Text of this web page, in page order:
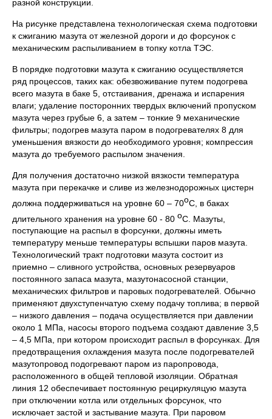
разной конструкции.
На рисунке представлена технологическая схема подготовки
к сжиганию мазута от железной дороги и до форсунок с
механическим распыливанием в топку котла ТЭС.
В порядке подготовки мазута к сжиганию осуществляется
ряд процессов, таких как: обезвоживание путем подогрева
всего мазута в баке 5, отстаивания, дренажа и испарения
влаги; удаление посторонних твердых включений пропуском
мазута через грубые 6, а затем – тонкие 9 механические
фильтры; подогрев мазута паром в подогревателях 8 для
уменьшения вязкости до необходимого уровня; компрессия
мазута до требуемого распылом значения.
Для получения достаточно низкой вязкости температура
мазута при перекачке и сливе из железнодорожных цистерн
должна поддерживаться на уровне 60 – 70оС, в баках
длительного хранения на уровне 60 - 80 оС. Мазуты,
поступающие на распыл в форсунки, должны иметь
температуру меньше температуры вспышки паров мазута.
Технологический тракт подготовки мазута состоит из
приемно – сливного устройства, основных резервуаров
постоянного запаса мазута, мазутонасосной станции,
механических фильтров и паровых подогревателей. Обычно
применяют двухступенчатую схему подачу топлива; в первой
– низкого давления – подача осуществляется при давлении
около 1 МПа, насосы второго подъема создают давление 3,5
– 4,5 МПа, при котором происходит распыл в форсунках. Для
предотвращения охлаждения мазута после подогревателей
мазутопровод подогревают паром из паропровода,
расположенного в общей тепловой изоляции. Обратная
линия 12 обеспечивает постоянную рециркуляцую мазута
при отключении котла или отдельных форсунок, что
исключает застой и застывание мазута. При паровом